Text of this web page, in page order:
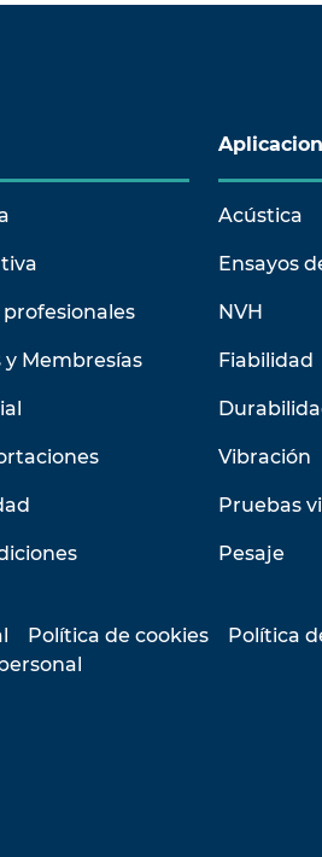
Membresías
Acústica
Ensayos
NVH
Fiabilidad
Vibración
Pruebas
Pesaje
Política de cookies Política